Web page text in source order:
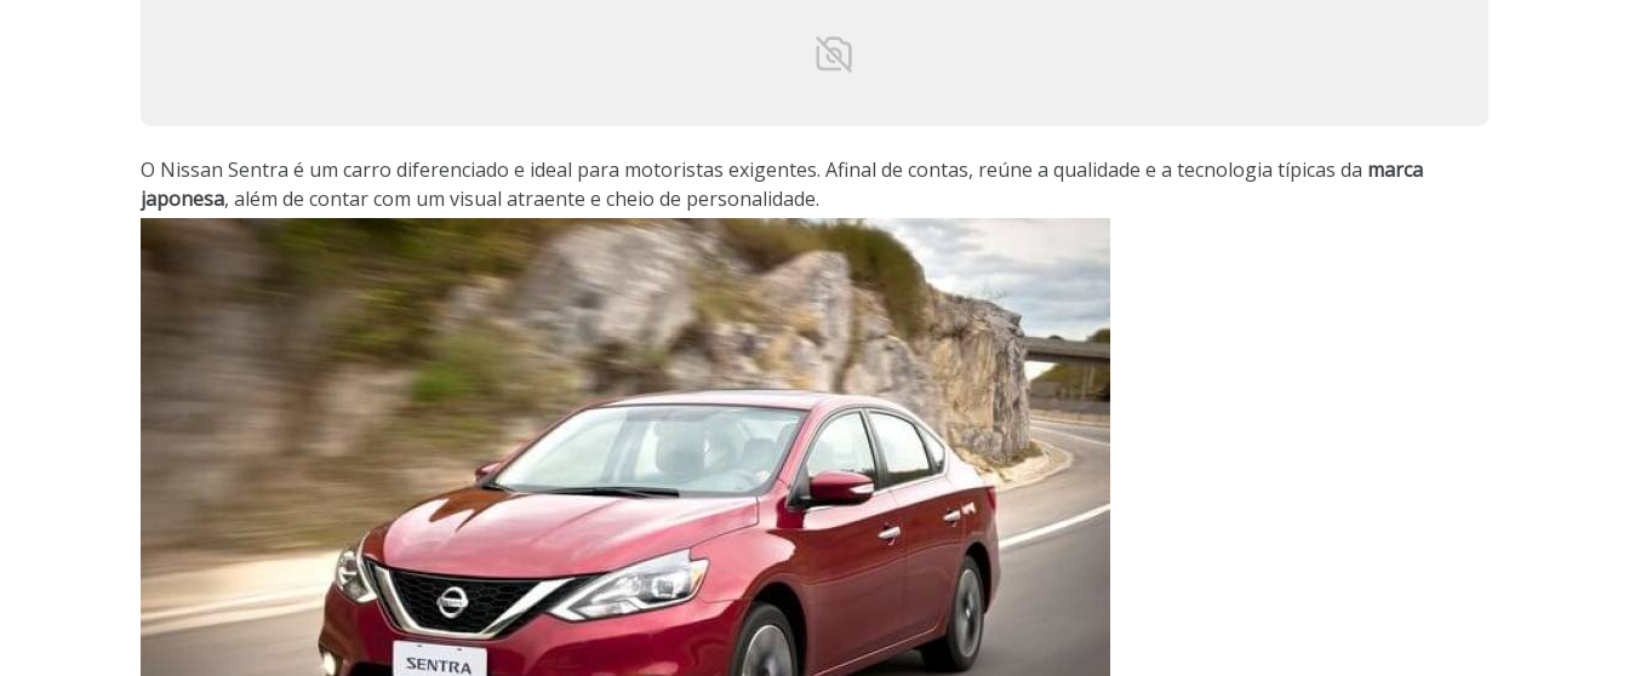
O Nissan Sentra é um carro diferenciado e ideal para motoristas exigentes. Afinal de contas, reúne a qualidade e a tecnologia típicas da marca
japonesa, além de contar com um visual atraente e cheio de personalidade.